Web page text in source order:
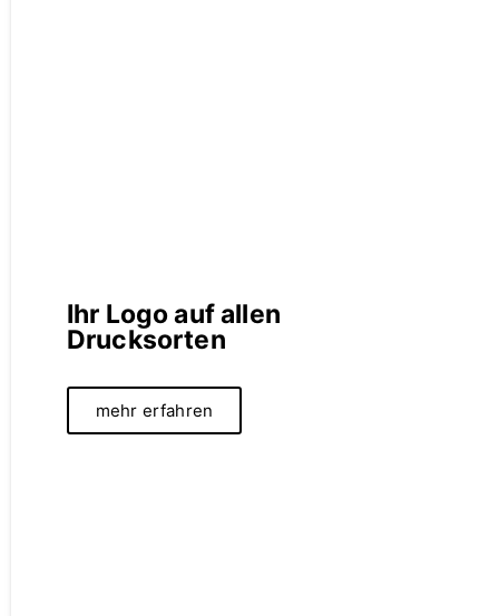
Ihr Logo auf allen
Drucksorten
mehr erfahren